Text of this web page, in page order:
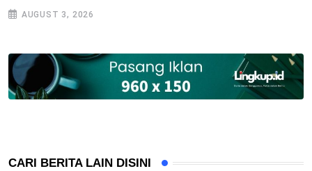
AUGUST 3, 2026
CARI BERITA LAIN DISINI